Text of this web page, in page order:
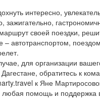
интересно,
зажигательно,
своей поездки,
– автотранспортом,
для организации
обратитесь к
к Яне
любая помощь и поддержка